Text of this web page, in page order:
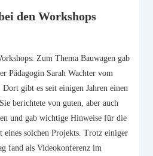
den Workshops
Zum Thema Bauwagen gab
Pädagogin Sarah Wachter vom
gibt es seit einigen Jahren einen
berichtete von guten, aber auch
und gab wichtige Hinweise für die
eines solchen Projekts. Trotz einiger
fand als Videokonferenz im